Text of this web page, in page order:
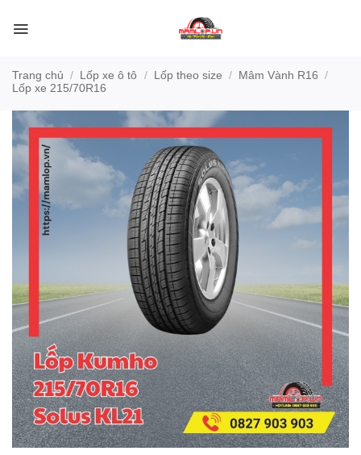
qua
Trang chủ / Lốp xe ô tô / Lốp theo size / Mâm Vành R16 /
Lốp xe 215/70R16